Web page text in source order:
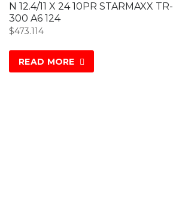
N 12.4/11 X 24 10PR STARMAXX TR-
300 A6 124
$473.114
READ MORE